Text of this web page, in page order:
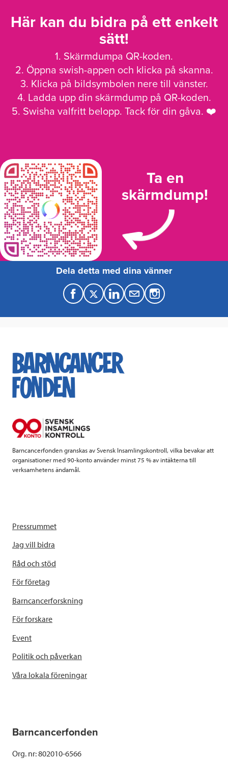
Här kan du bidra på ett enkelt
sätt!
1. Skärmdumpa QR-koden.
2. Öppna swish-appen och klicka på skanna.
3. Klicka på bildsymbolen nere till vänster.
4. Ladda upp din skärmdump på QR-koden.
5. Swisha valfritt belopp. Tack för din gåva. ❤️
Ta en
skärmdump!
Dela detta med dina vänner
F
a
e
b
k
T
w
t
t
L
i
k
e
M
a
Barncancerfonden granskas av Svensk Insamlingskontroll, vilka bevakar att
organisationer med 90-konto använder minst 75 % av intäkterna till
verksamhetens ändamål.
Pressrummet
Jag vill bidra
Råd och stöd
För företag
Barncancerforskning
För forskare
Event
Politik och påverkan
Våra lokala föreningar
Barncancerfonden
Org. nr: 802010-6566